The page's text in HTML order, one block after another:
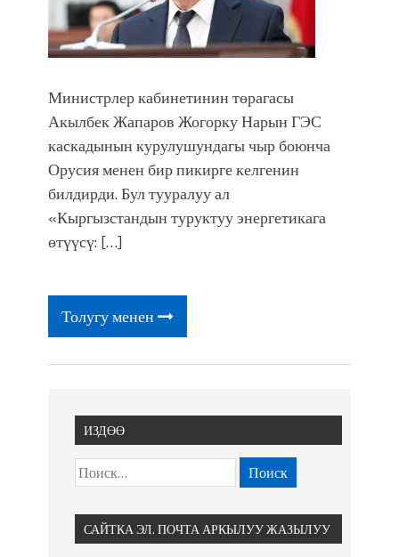
Министрлер кабинетинин төрагасы
Акылбек Жапаров Жогорку Нарын ГЭС
каскадынын курулушундагы чыр боюнча
Орусия менен бир пикирге келгенин
билдирди. Бул тууралуу ал
«Кыргызстандын туруктуу энергетикага
өтүүсү: […]
Толугу менен
ИЗДӨӨ
САЙТКА ЭЛ. ПОЧТА АРКЫЛУУ ЖАЗЫЛУУ